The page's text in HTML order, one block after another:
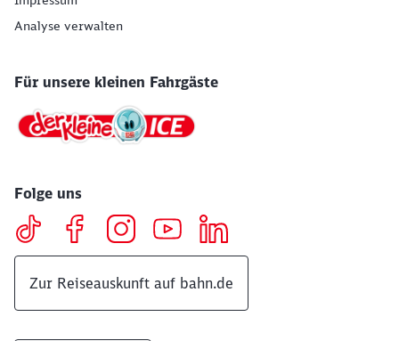
Analyse verwalten
Für unsere kleinen Fahrgäste
Folge uns
Zur Reiseauskunft auf bahn.de